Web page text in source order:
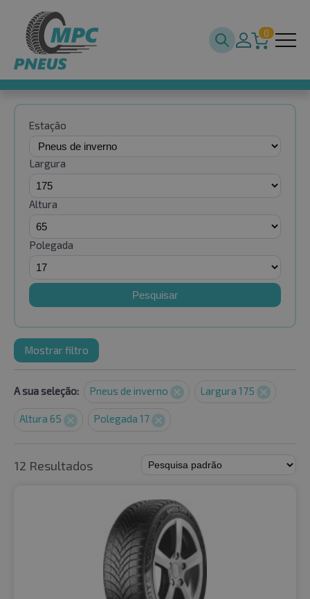
0
Estação
Largura
Altura
Polegada
Pesquisar
Mostrar filtro
A sua seleção: Pneus de inverno Largura 175
Altura 65 Polegada 17
12 Resultados